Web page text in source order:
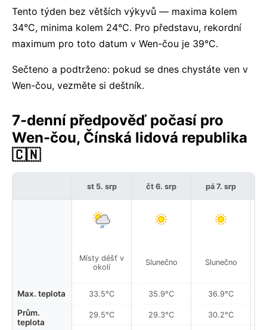
Tento týden bez větších výkyvů — maxima kolem
34°C, minima kolem 24°C. Pro představu, rekordní
maximum pro toto datum v Wen-čou je 39°C.
Sečteno a podtrženo: pokud se dnes chystáte ven v
Wen-čou, vezměte si deštník.
7-denní předpověď počasí pro
Wen-čou, Čínská lidová republika
🇨🇳
Max. teplota
Prům.
teplota
st 5. srp
Místy déšť v
okolí
33.5°C
29.5°C
čt 6. srp
Slunečno
35.9°C
29.3°C
pá 7. srp
Slunečno
36.9°C
30.2°C